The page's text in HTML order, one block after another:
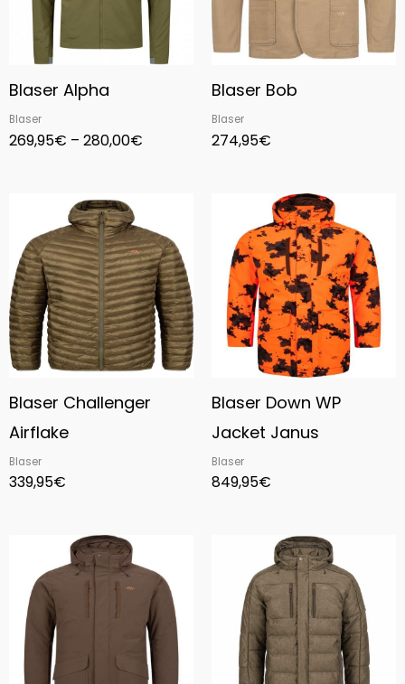
Blaser Alpha
Blaser
269,95€ – 280,00€
Blaser Bob
Blaser
274,95€
Blaser Challenger
Airflake
Blaser
339,95€
Blaser Down WP
Jacket Janus
Blaser
849,95€
849,95€
through
934,95€
559,95€
through
615,95€